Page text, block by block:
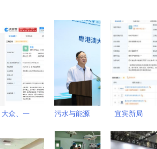
大众、一
手，武汉
污水与能源
捷伦联合实
宜宾新局
手长安汽